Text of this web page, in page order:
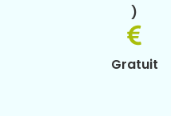
)
Gratuit